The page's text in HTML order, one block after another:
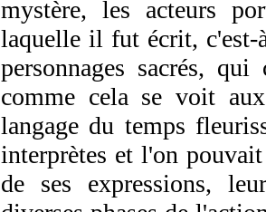
mystère, les acteurs
laquelle il fut écrit, c'est-
personnages sacrés,
comme cela se voit
langage du temps
interprètes et l'on
de ses expressions,